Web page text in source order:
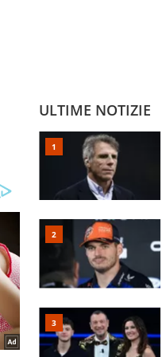
ULTIME NOTIZIE